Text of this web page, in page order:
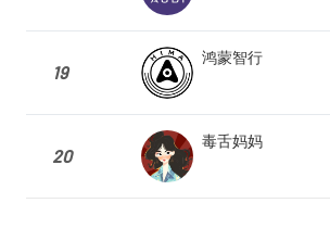
19
鸿蒙智行
20
毒舌妈妈